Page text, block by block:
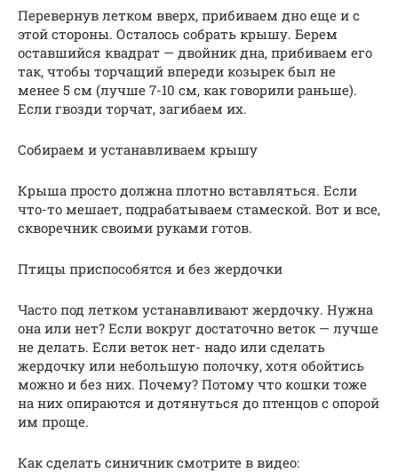
Перевернув летком вверх, прибиваем дно еще и с
этой стороны. Осталось собрать крышу. Берем
оставшийся квадрат — двойник дна, прибиваем его
так, чтобы торчащий впереди козырек был не
менее 5 см (лучше 7-10 см, как говорили раньше).
Если гвозди торчат, загибаем их.
Собираем и устанавливаем крышу
Крыша просто должна плотно вставляться. Если
что-то мешает, подрабатываем стамеской. Вот и все,
скворечник своими руками готов.
Птицы приспособятся и без жердочки
Часто под летком устанавливают жердочку. Нужна
она или нет? Если вокруг достаточно веток — лучше
не делать. Если веток нет- надо или сделать
жердочку или небольшую полочку, хотя обойтись
можно и без них. Почему? Потому что кошки тоже
на них опираются и дотянуться до птенцов с опорой
им проще.
Как сделать синичник смотрите в видео: